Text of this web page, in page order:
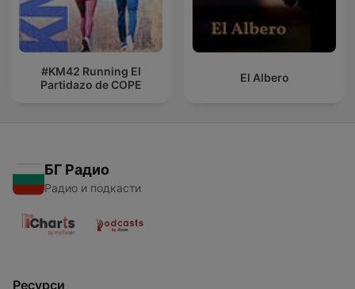
#KM42 Running El
Partidazo de COPE
El Albero
БГ Радио
Радио и подкасти
Ресурси